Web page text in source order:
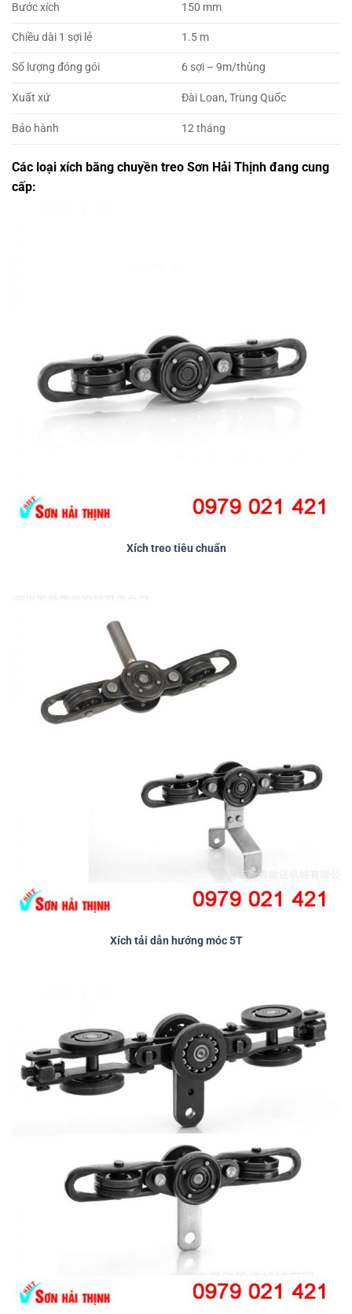
Bước xích 150 mm
Chiều dài 1 sợi lẻ 1.5 m
Số lượng đóng gói 6 sợi – 9m/thùng
Xuất xứ Đài Loan, Trung Quốc
Bảo hành 12 tháng
Các loại xích băng chuyền treo Sơn Hải Thịnh đang cung
cấp:
Xích treo tiêu chuẩn
Xích tải dẫn hướng móc 5T